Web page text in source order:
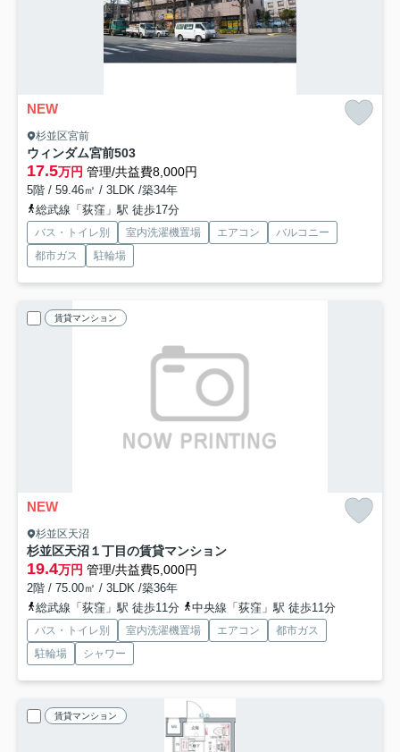
NEW
杉並区宮前
ウィンダム宮前503
17.5万円 管理/共益費8,000円
5階 / 59.46㎡ / 3LDK /築34年
総武線「荻窪」駅 徒歩17分
バス・トイレ別 室内洗濯機置場 エアコン
バルコニー
都市ガス
駐輪場
賃貸マンション
NEW
杉並区天沼
杉並区天沼１丁目の賃貸マンション
19.4万円 管理/共益費5,000円
2階 / 75.00㎡ / 3LDK /築36年
総武線「荻窪」駅 徒歩11分
中央線「荻窪」駅 徒歩11分
バス・トイレ別 室内洗濯機置場 エアコン
都市ガス
駐輪場
シャワー
賃貸マンション